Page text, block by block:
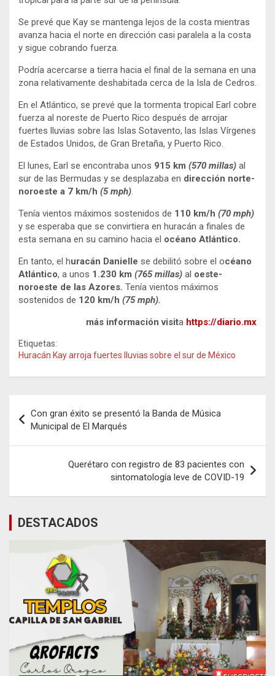
Se prevé que Kay se mantenga lejos de la costa mientras
avanza hacia el norte en dirección casi paralela a la costa
y sigue cobrando fuerza.
Podría acercarse a tierra hacia el final de la semana en una
zona relativamente deshabitada cerca de la Isla de Cedros.
En el Atlántico, se prevé que la tormenta tropical Earl cobre
fuerza al noreste de Puerto Rico después de arrojar
fuertes lluvias sobre las Islas Sotavento, las Islas Vírgenes
de Estados Unidos, de Gran Bretaña, y Puerto Rico.
El lunes, Earl se encontraba unos 915 km (570 millas) al
sur de las Bermudas y se desplazaba en dirección norte-
noroeste a 7 km/h (5 mph).
Tenía vientos máximos sostenidos de 110 km/h (70 mph)
y se esperaba que se convirtiera en huracán a finales de
esta semana en su camino hacia el océano Atlántico.
En tanto, el huracán Danielle se debilitó sobre el océano
Atlántico, a unos 1.230 km (765 millas) al oeste-
noroeste de las Azores. Tenía vientos máximos
sostenidos de 120 km/h (75 mph).
más información visita https://diario.mx
Etiquetas:
Huracán Kay arroja fuertes lluvias sobre el sur de México
de
entradas
Con gran éxito se presentó la Banda de Música
Municipal de El Marqués
Querétaro con registro de 83 pacientes con
sintomatología leve de COVID-19
DESTACADOS